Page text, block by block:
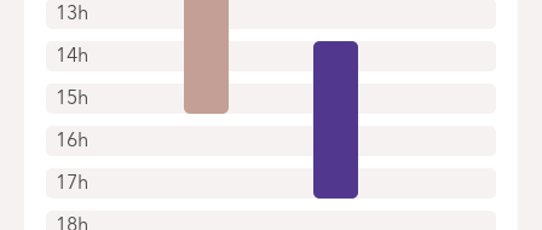
13h
14h
15h
16h
17h
18h